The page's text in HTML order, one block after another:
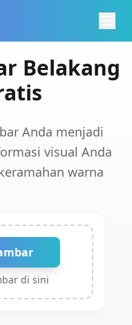
Belakang
Anda menjadi
visual Anda
warna
di sini